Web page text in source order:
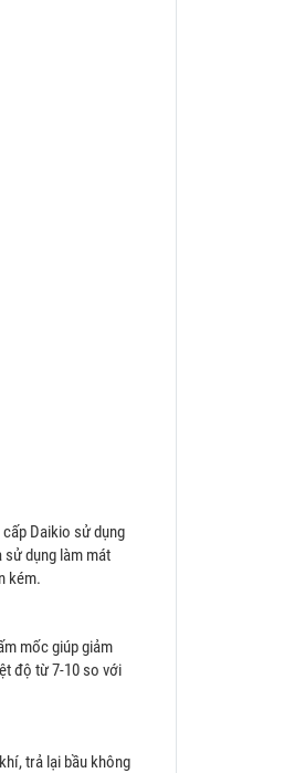
Daikio sử dụng
sử dụng làm mát
kém.
mốc giúp giảm
độ từ 7-10 so với
trả lại bầu không